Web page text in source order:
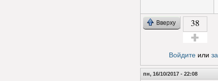
Вверху 38
Войдитеили
пн, 16/10/2017 - 22:08